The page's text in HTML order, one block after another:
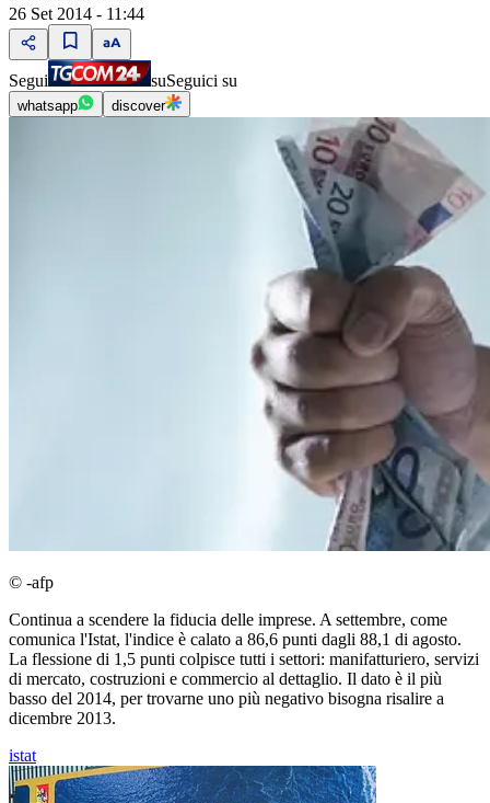
26 Set 2014 - 11:44
Segui suSeguici su
whatsapp discover
© -afp
Continua a scendere la fiducia delle imprese. A settembre, come
comunica l'Istat, l'indice è calato a 86,6 punti dagli 88,1 di agosto.
La flessione di 1,5 punti colpisce tutti i settori: manifatturiero, servizi
di mercato, costruzioni e commercio al dettaglio. Il dato è il più
basso del 2014, per trovarne uno più negativo bisogna risalire a
dicembre 2013.
istat